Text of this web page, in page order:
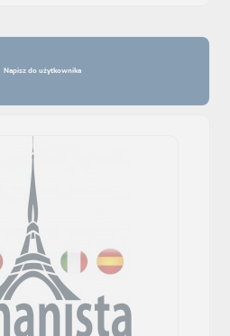
Napisz do użytkownika